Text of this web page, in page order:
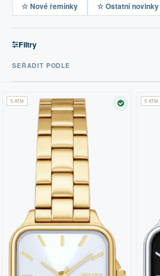
☆ Nové řemínky
☆ Ostatní novinky
Filtry
SEŘADIT PODLE
5 ATM
SKLADEM
5 ATM